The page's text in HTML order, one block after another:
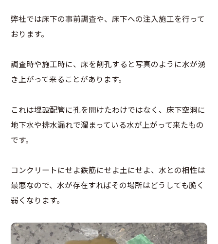
弊社では床下の事前調査や、床下への注入施工を行って
おります。
調査時や施工時に、床を削孔すると写真のように水が湧
き上がって来ることがあります。
これは埋設配管に孔を開けたわけではなく、床下空洞に
地下水や排水漏れで溜まっている水が上がって来たもの
です。
コンクリートにせよ鉄筋にせよ土にせよ、水との相性は
最悪なので、水が存在すればその場所はどうしても脆く
弱くなります。